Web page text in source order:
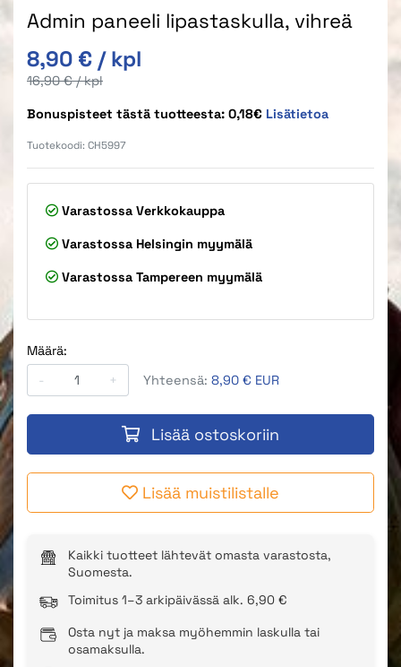
Admin paneeli lipastaskulla, vihreä
Alkuperäinen hinta
8,90 € / kpl
Alkuperäinen hinta
16,90 €/ kpl
Bonuspisteet tästä tuotteesta: 0,18€ Lisätietoa
Tuotekoodi: CH5997
Varastossa Verkkokauppa
Varastossa Helsingin myymälä
Varastossa Tampereen myymälä
Määrä:
-
+ Yhteensä: 8,90 € EUR
Lisää ostoskoriin
Lisää muistilistalle
Kaikki tuotteet lähtevät omasta varastosta,
Suomesta.
Toimitus 1–3 arkipäivässä alk. 6,90 €
Osta nyt ja maksa myöhemmin laskulla tai
osamaksulla.